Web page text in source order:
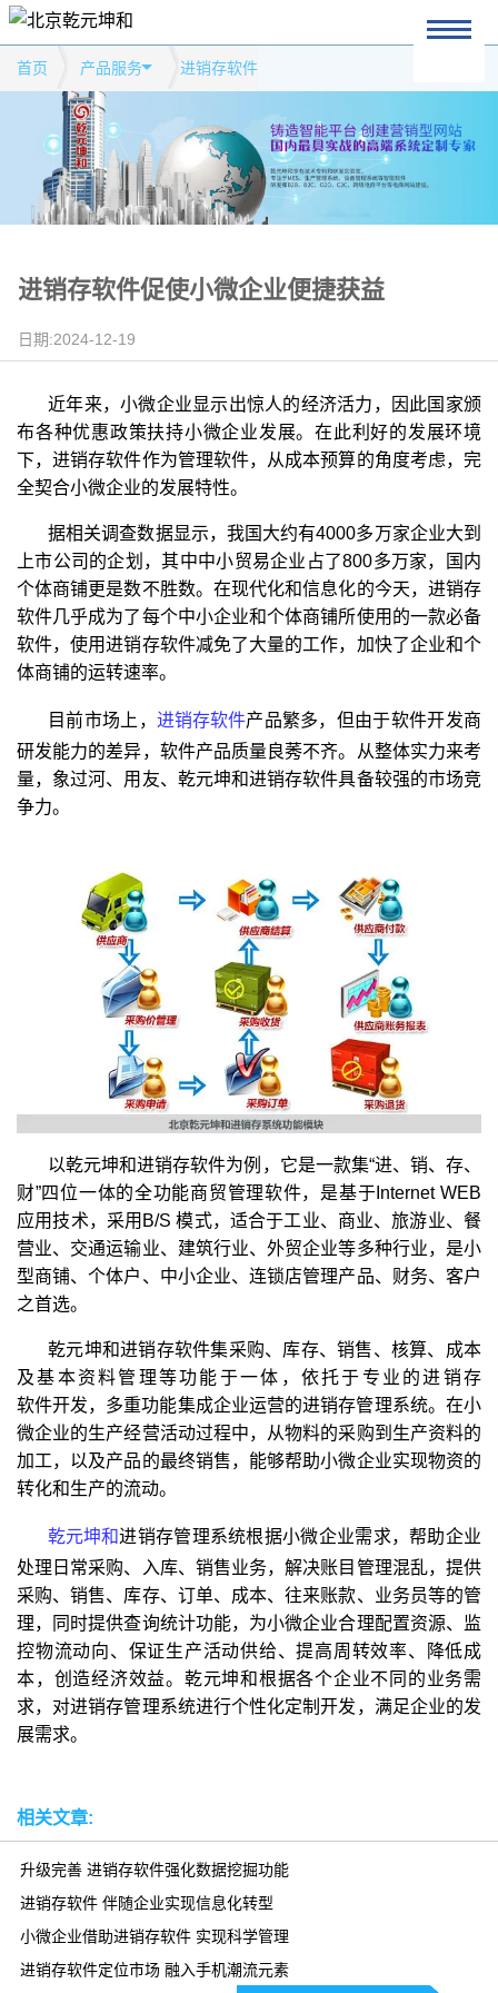
首页 产品服务 进销存软件
进销存软件促使小微企业便捷获益
日期:2024-12-19
近年来，小微企业显示出惊人的经济活力，因此国家颁
布各种优惠政策扶持小微企业发展。在此利好的发展环境
下，进销存软件作为管理软件，从成本预算的角度考虑，完
全契合小微企业的发展特性。
据相关调查数据显示，我国大约有4000多万家企业大到
上市公司的企划，其中中小贸易企业占了800多万家，国内
个体商铺更是数不胜数。在现代化和信息化的今天，进销存
软件几乎成为了每个中小企业和个体商铺所使用的一款必备
软件，使用进销存软件减免了大量的工作，加快了企业和个
体商铺的运转速率。
目前市场上， 进销存软件产品繁多，但由于软件开发商
研发能力的差异，软件产品质量良莠不齐。从整体实力来考
量，象过河、用友、乾元坤和进销存软件具备较强的市场竞
争力。
以乾元坤和进销存软件为例，它是一款集“进、销、存、
财”四位一体的全功能商贸管理软件，是基于Internet WEB
应用技术，采用B/S 模式，适合于工业、商业、旅游业、餐
营业、交通运输业、建筑行业、外贸企业等多种行业，是小
型商铺、个体户、中小企业、连锁店管理产品、财务、客户
之首选。
乾元坤和进销存软件集采购、库存、销售、核算、成本
及基本资料管理等功能于一体，依托于专业的进销存
软件开发，多重功能集成企业运营的进销存管理系统。在小
微企业的生产经营活动过程中，从物料的采购到生产资料的
加工，以及产品的最终销售，能够帮助小微企业实现物资的
转化和生产的流动。
乾元坤和进销存管理系统根据小微企业需求，帮助企业
处理日常采购、入库、销售业务，解决账目管理混乱，提供
采购、销售、库存、订单、成本、往来账款、业务员等的管
理，同时提供查询统计功能，为小微企业合理配置资源、监
控物流动向、保证生产活动供给、提高周转效率、降低成
本，创造经济效益。乾元坤和根据各个企业不同的业务需
求，对进销存管理系统进行个性化定制开发，满足企业的发
展需求。
相关文章:
升级完善 进销存软件强化数据挖掘功能
进销存软件 伴随企业实现信息化转型
小微企业借助进销存软件 实现科学管理
进销存软件定位市场 融入手机潮流元素